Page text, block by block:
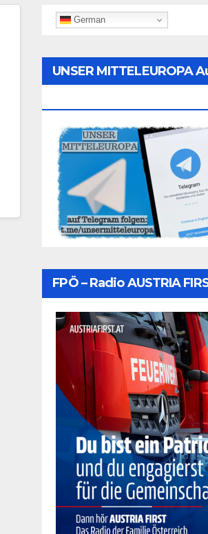
German
UNSER MITTELEUROPA
FPÖ – Radio AUSTRIA